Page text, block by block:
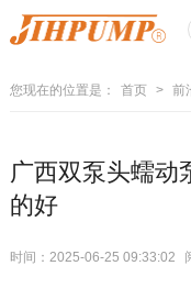
您现在的位置是： 首页 > 前
广西双泵头蠕动
的好
时间：2025-06-25 09:33:02